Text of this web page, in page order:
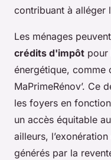
contribuant à alléger
Les ménages
crédits d'impôt pour
énergétique, comme
MaPrimeRénov’. Ce
les foyers en
un accès équitable
ailleurs,
générés par la